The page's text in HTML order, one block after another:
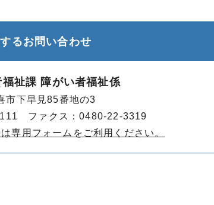
るお問い合わせ
祉課 障がい者福祉係
下早見85番地の3
ファクス：0480-22-3319
専用フォームをご利用ください。